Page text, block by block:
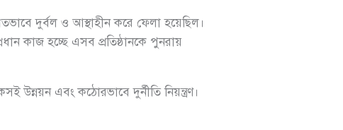
দুর্বল ও আস্থাহীন করে ফেলা হয়েছিল।
কাজ হচ্ছে এসব প্রতিষ্ঠানকে পুনরায়
উন্নয়ন এবং কঠোরভাবে দুর্নীতি নিয়ন্ত্রণ।